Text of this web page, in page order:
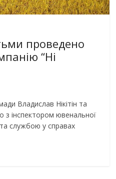
проведено
“Ні
Владислав Нікітін та
з інспектором ювенальної
службою у справах